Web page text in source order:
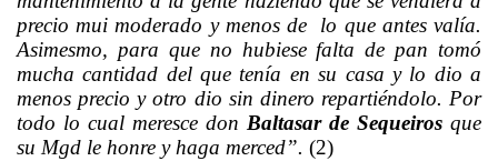
precio mui moderado y menos de lo que antes valía.
Asimesmo, para que no hubiese falta de pan tomó
mucha cantidad del que tenía en su casa y lo dio a
menos precio y otro dio sin dinero repartiéndolo. Por
todo lo cual meresce don Baltasar de Sequeiros que
su Mgd le honre y haga merced”. (2)